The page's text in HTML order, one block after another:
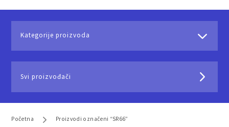
Kategorije proizvoda
Svi proizvođači
Početna Proizvodi označeni “SR66”